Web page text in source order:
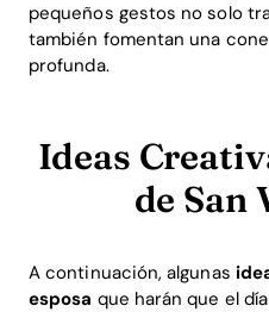
pequeños gestos no solo
también fomentan una
profunda.
Ideas
de San
A continuación, algunas
esposa que harán que el